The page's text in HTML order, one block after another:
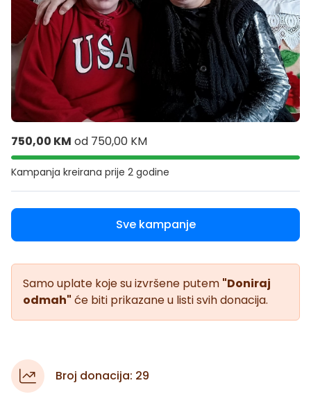
750,00 KM od 750,00 KM
Kampanja kreirana prije 2 godine
Sve kampanje
Samo uplate koje su izvršene putem "Doniraj
odmah" će biti prikazane u listi svih donacija.
Broj donacija: 29